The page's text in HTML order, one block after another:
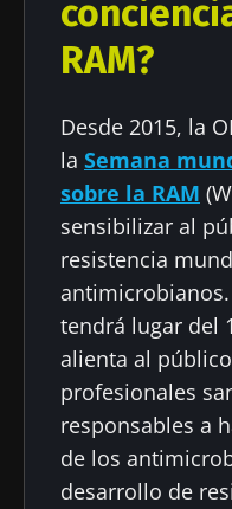
RAM?
Desde 2015, la
la Semana
sobre la RAM
sensibilizar al
resistencia
tendrá lugar del
alienta al
profesionales
responsables a
de los
desarrollo de